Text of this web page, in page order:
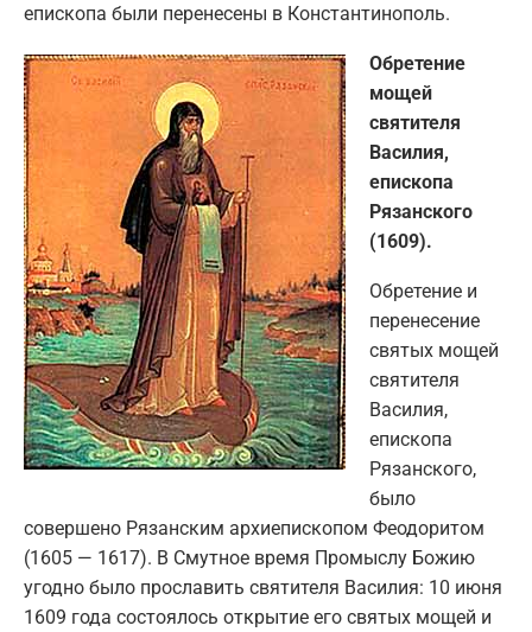
епископа были перенесены в Константинополь.
Обретение
мощей
святителя
Василия,
епископа
Рязанского
(1609).
Обретение и
перенесение
святых мощей
святителя
Василия,
епископа
Рязанского,
было
совершено Рязанским архиепископом Феодоритом
(1605 — 1617). В Смутное время Промыслу Божию
угодно было прославить святителя Василия: 10 июня
1609 года состоялось открытие его святых мощей и